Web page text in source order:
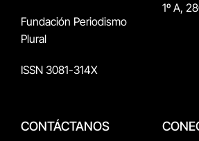
Fundación Periodismo
Plural
ISSN 3081-314X
1º A,
CONTÁCTANOS